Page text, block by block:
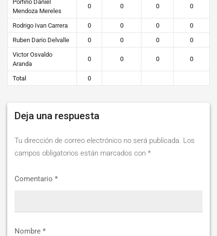
Porfirio Daniel
Mendoza Mereles
0 0 0 0
Rodrigo Ivan Carrera 0 0 0
0
Ruben Dario Delvalle
0 0 0
0
Victor Osvaldo
Aranda
0 0 0 0
Total 0
Deja una respuesta
Tu dirección de correo electrónico no será publicada. Los
campos obligatorios están marcados con *
Comentario *
Nombre *